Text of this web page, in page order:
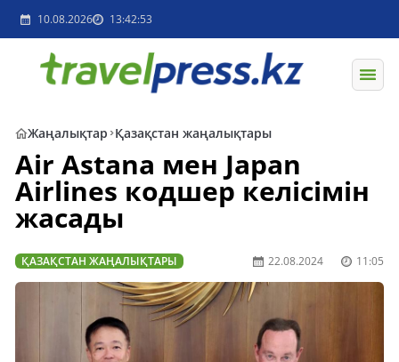
10.08.2026 13:42:53
Жаңалықтар Қазақстан жаңалықтары
Air Astana мен Japan
Airlines кодшер келісімін
жасады
ҚАЗАҚСТАН ЖАҢАЛЫҚТАРЫ 22.08.2024 11:05